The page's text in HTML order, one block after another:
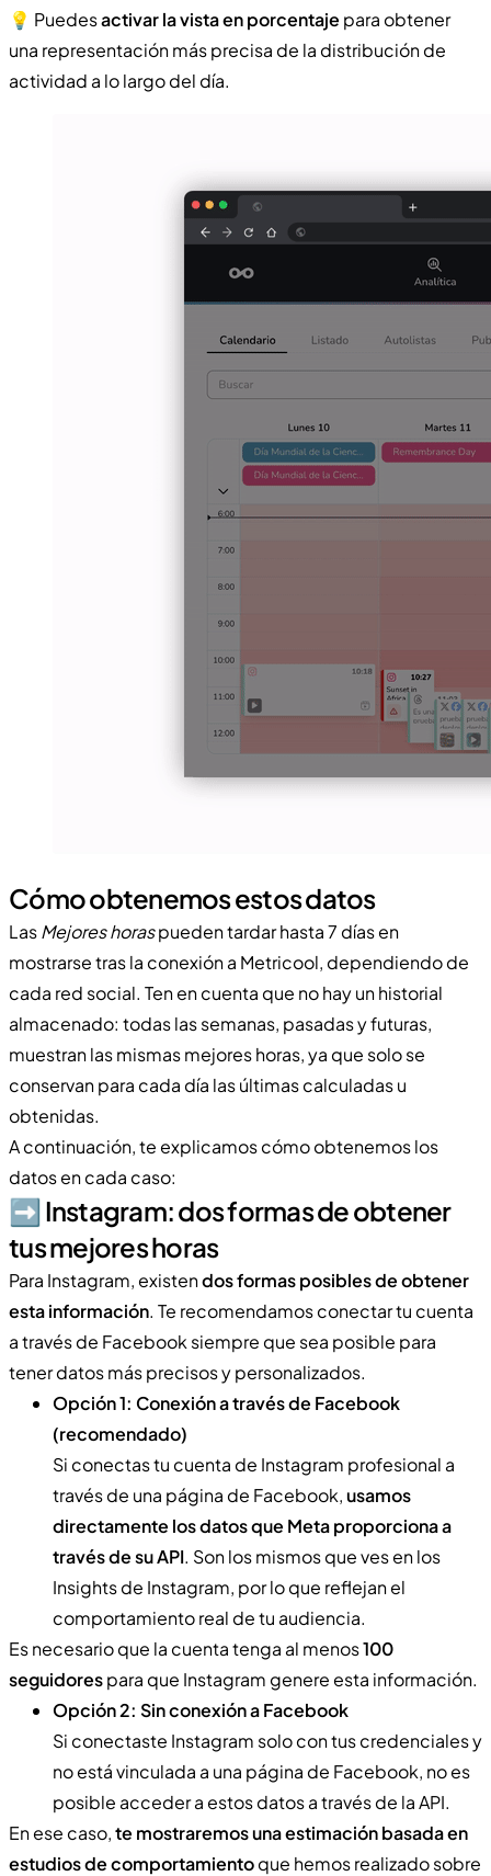
💡 Puedesactivar la vista en porcentaje para obtener
una representación más precisa de la distribución de
actividad a lo largo del día.
Cómo obtenemos estos datos
LasMejores horaspueden tardar hasta 7 días en
mostrarse tras la conexión a Metricool, dependiendo de
cada red social. Ten en cuenta que no hay un historial
almacenado: todas las semanas, pasadas y futuras,
muestran las mismas mejores horas, ya que solo se
conservan para cada día las últimas calculadas u
obtenidas.
A continuación, te explicamos cómo obtenemos los
datos en cada caso:
➡️​ Instagram: dos formas de obtener
tus mejores horas
Para Instagram, existendos formas posibles de obtener
esta información. Te recomendamos conectar tu cuenta
a través de Facebook siempre que sea posible para
tener datos más precisos y personalizados.
Opción 1: Conexión a través de Facebook
(recomendado)
Si conectas tu cuenta de Instagram profesional a
través de una página de Facebook,usamos
directamente los datos que Meta proporciona a
través de su API. Son los mismos que ves en los
Insights de Instagram, por lo que reflejan el
comportamiento real de tu audiencia.
Es necesario que la cuenta tenga al menos100
seguidorespara que Instagram genere esta información.
Opción 2: Sin conexión a Facebook
Si conectaste Instagram solo con tus credenciales y
no está vinculada a una página de Facebook, no es
posible acceder a estos datos a través de la API.
En ese caso,te mostraremos una estimación basada en
estudios de comportamientoque hemos realizado sobre